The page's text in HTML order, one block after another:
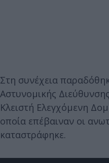
Στη συνέχεια
Αστυνομικής
Κλειστή Ελεγχόμενη
οποία επέβαιναν οι
καταστράφηκε.